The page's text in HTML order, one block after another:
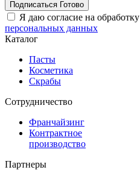
Подписаться Готово
Я даю согласие на обработку
персональных данных
Каталог
Пасты
Косметика
Скрабы
Cотрудничество
Франчайзинг
Контрактное
производство
Партнеры